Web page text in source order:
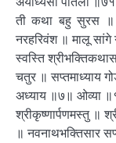
ती कथा बहु सुरस ॥
नरहरिवंश ॥ मालू
स्वस्ति
चतुर ॥ सप्तमाध्याय
अध्याय ॥७॥ ओव्या
श्रीकृष्णार्पणमस्तु ॥
॥ नवनाथभक्तिसार